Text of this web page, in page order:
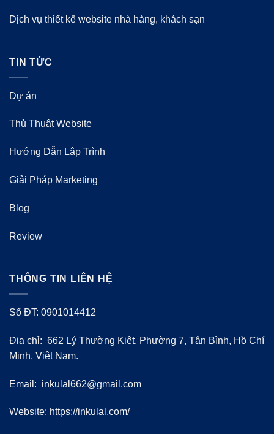
Dịch vụ thiết kế website nhà hàng, khách sạn
TIN TỨC
Dự án
Thủ Thuật Website
Hướng Dẫn Lập Trình
Giải Pháp Marketing
Blog
Review
THÔNG TIN LIÊN HỆ
Số ĐT: 0901014412
Địa chỉ: 662 Lý Thường Kiệt, Phường 7, Tân Bình, Hồ Chí
Minh, Việt Nam.
Email: inkulal662@gmail.com
Website: https://inkulal.com/